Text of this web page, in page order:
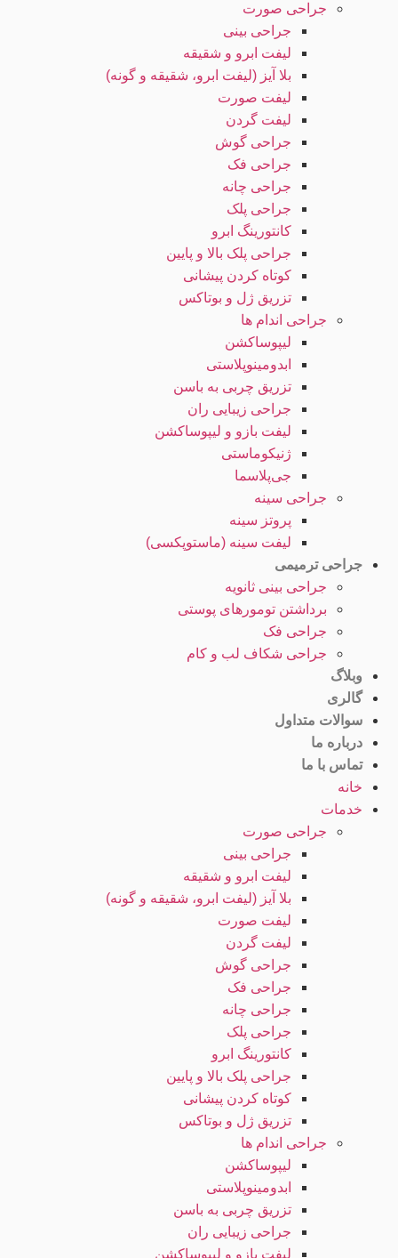
جراحی صورت
جراحی بینی
لیفت ابرو و شقیقه
بلا آیز (لیفت ابرو، شقیقه و گونه)
لیفت صورت
لیفت گردن
جراحی گوش
جراحی فک
جراحی چانه
جراحی پلک
کانتورینگ ابرو
جراحی پلک بالا و پایین
کوتاه کردن پیشانی
تزریق ژل و بوتاکس
جراحی اندام ها
لیپوساکشن
ابدومینوپلاستی
تزریق چربی به باسن
جراحی زیبایی ران
لیفت بازو و لیپوساکشن
ژنیکوماستی
جی‌پلاسما
جراحی سینه
پروتز سینه
لیفت سینه (ماستوپکسی)
جراحی ترمیمی
جراحی بینی ثانویه
برداشتن تومورهای پوستی
جراحی فک
جراحی شکاف لب و کام
وبلاگ
گالری
سوالات متداول
درباره ما
تماس با ما
خانه
خدمات
جراحی صورت
جراحی بینی
لیفت ابرو و شقیقه
بلا آیز (لیفت ابرو، شقیقه و گونه)
لیفت صورت
لیفت گردن
جراحی گوش
جراحی فک
جراحی چانه
جراحی پلک
کانتورینگ ابرو
جراحی پلک بالا و پایین
کوتاه کردن پیشانی
تزریق ژل و بوتاکس
جراحی اندام ها
لیپوساکشن
ابدومینوپلاستی
تزریق چربی به باسن
جراحی زیبایی ران
لیفت بازو و لیپوساکشن